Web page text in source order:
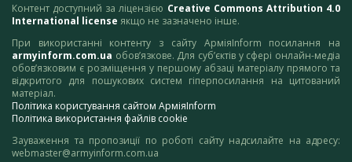
Контент доступний за ліцензією Creative Commons Attribution 4.0
International license якщо не зазначено інше.
При використанні контенту з сайту АрміяInform посилання на
armyinform.com.ua обов’язкове. Для суб’єктів у сфері онлайн-медіа
обов’язковим є розміщення у першому абзаці матеріалу прямого та
відкритого для пошукових систем гіперпосилання на цитований
матеріал.
Політика користування сайтом АрміяInform
Політика використання файлів cookie
Зауваження та пропозиції по роботі сайту надсилайте на адресу:
webmaster@armyinform.com.ua